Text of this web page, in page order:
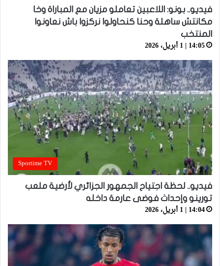
فيديو.. بونو: اللاعبين تعاملو مزيان مع المباراة وخا
مكانتش ساهلة وحنا كنحاولوا نركزوا باش نعاونوا
المنتخب
14:05 | 1 أبريل، 2026
Sportime TV
فيديو.. لحظة اجتياح الجمهور الجزائري لأرضية ملعب
تورينو وإحداث فوضى عارمة داخله
14:04 | 1 أبريل، 2026